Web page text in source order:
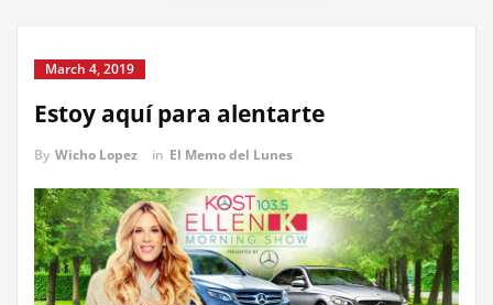
March 4, 2019
Estoy aquí para alentarte
By Wicho Lopez in El Memo del Lunes